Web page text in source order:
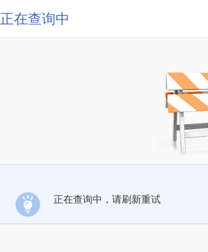
正在查询中
正在查询中，请刷新重试